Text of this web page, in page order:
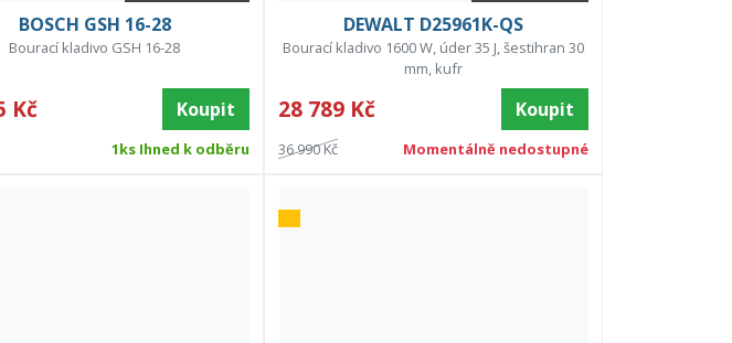
BOSCH GSH 16-28
Bourací kladivo GSH 16-28
Kč Koupit
1ks Ihned k odběru
DEWALT D25961K-QS
Bourací kladivo 1600 W, úder 35 J, šestihran 30
mm, kufr
28 789 Kč Koupit
36 990 Kč Momentálně nedostupné